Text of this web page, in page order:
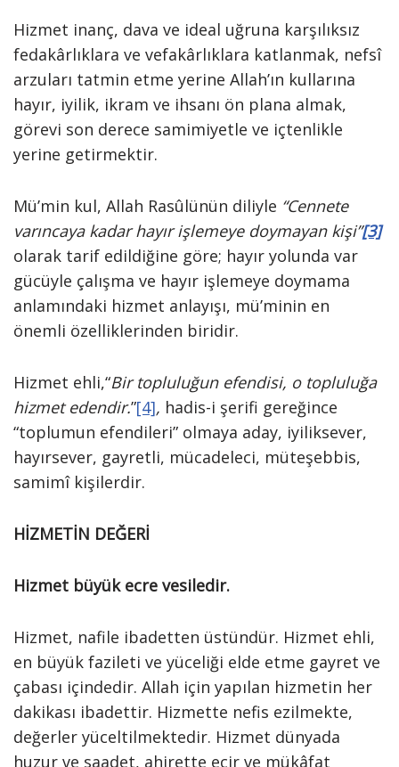
Hizmet inanç, dava ve ideal uğruna karşılıksız
fedakârlıklara ve vefakârlıklara katlanmak, nefsî
arzuları tatmin etme yerine Allah’ın kullarına
hayır, iyilik, ikram ve ihsanı ön plana almak,
görevi son derece samimiyetle ve içtenlikle
yerine getirmektir.
Mü’min kul, Allah Rasûlünün diliyle “Cennete
varıncaya kadar hayır işlemeye doymayan kişi”[3]
olarak tarif edildiğine göre; hayır yolunda var
gücüyle çalışma ve hayır işlemeye doymama
anlamındaki hizmet anlayışı, mü’minin en
önemli özelliklerinden biridir.
Hizmet ehli,“Bir topluluğun efendisi, o topluluğa
hizmet edendir.”[4], hadis-i şerifi gereğince
“toplumun efendileri” olmaya aday, iyiliksever,
hayırsever, gayretli, mücadeleci, müteşebbis,
samimî kişilerdir.
HİZMETİN DEĞERİ
Hizmet büyük ecre vesiledir.
Hizmet, nafile ibadetten üstündür. Hizmet ehli,
en büyük fazileti ve yüceliği elde etme gayret ve
çabası içindedir. Allah için yapılan hizmetin her
dakikası ibadettir. Hizmette nefis ezilmekte,
değerler yüceltilmektedir. Hizmet dünyada
huzur ve saadet, ahirette ecir ve mükâfat